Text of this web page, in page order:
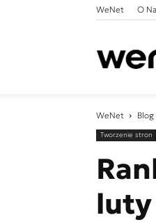
WeNet O
WeNet Blog
Tworzenie stron
luty